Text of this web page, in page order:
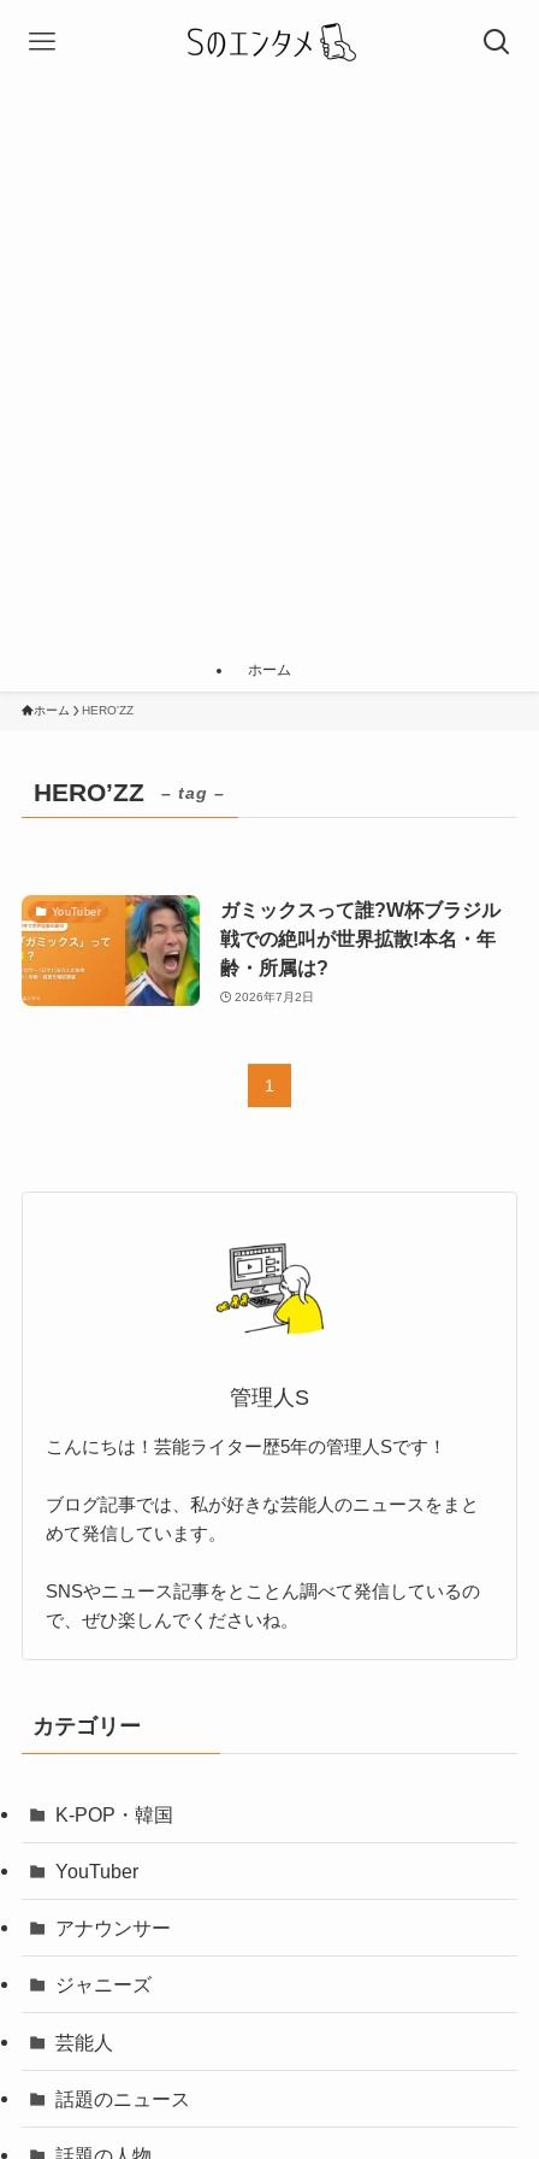
ホーム
ホーム HERO'ZZ
HERO’ZZ – tag –
YouTuber
ガミックスって誰?W杯ブラジル
戦での絶叫が世界拡散!本名・年
齢・所属は?
2026年7月2日
1
管理人S
こんにちは！芸能ライター歴5年の管理人Sです！
ブログ記事では、私が好きな芸能人のニュースをまと
めて発信しています。
SNSやニュース記事をとことん調べて発信しているの
で、ぜひ楽しんでくださいね。
カテゴリー
K-POP・韓国
YouTuber
アナウンサー
ジャニーズ
芸能人
話題のニュース